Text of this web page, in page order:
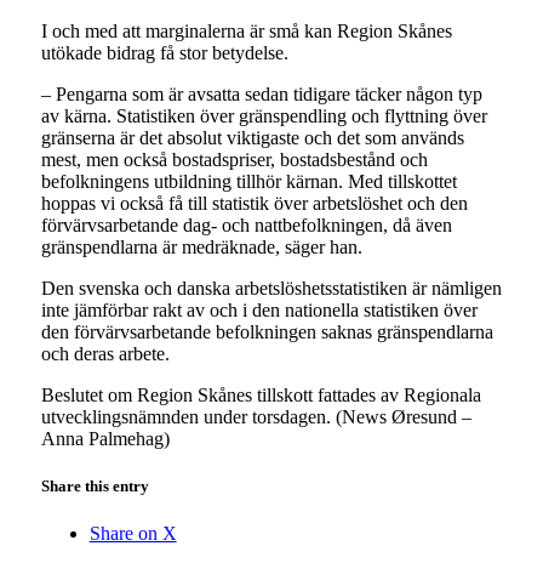
I och med att marginalerna är små kan Region Skånes
utökade bidrag få stor betydelse.
– Pengarna som är avsatta sedan tidigare täcker någon typ
av kärna. Statistiken över gränspendling och flyttning över
gränserna är det absolut viktigaste och det som används
mest, men också bostadspriser, bostadsbestånd och
befolkningens utbildning tillhör kärnan. Med tillskottet
hoppas vi också få till statistik över arbetslöshet och den
förvärvsarbetande dag- och nattbefolkningen, då även
gränspendlarna är medräknade, säger han.
Den svenska och danska arbetslöshetsstatistiken är nämligen
inte jämförbar rakt av och i den nationella statistiken över
den förvärvsarbetande befolkningen saknas gränspendlarna
och deras arbete.
Beslutet om Region Skånes tillskott fattades av Regionala
utvecklingsnämnden under torsdagen. (News Øresund –
Anna Palmehag)
Share this entry
Share on X